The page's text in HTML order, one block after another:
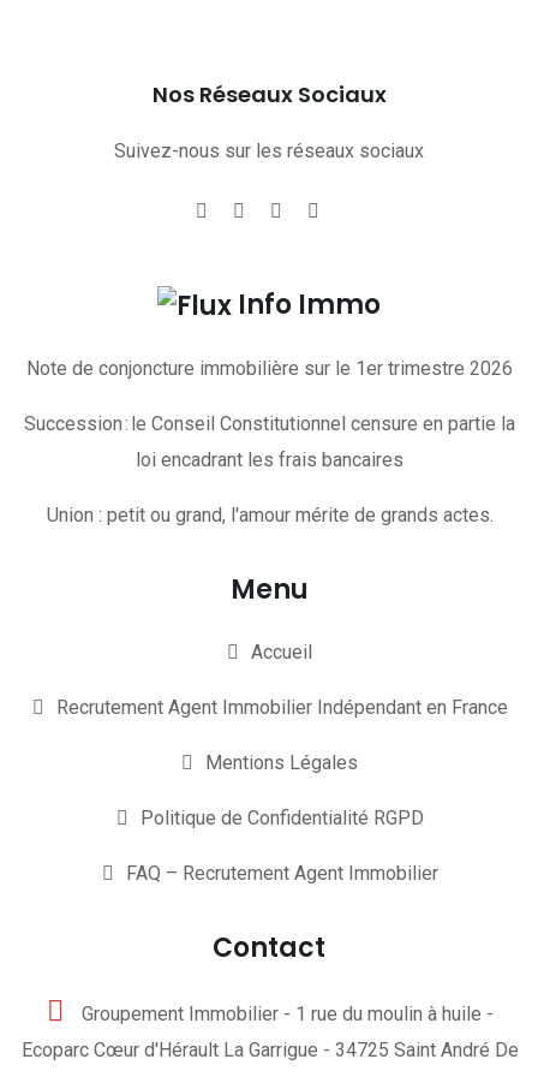
Nos Réseaux Sociaux
Suivez-nous sur les réseaux sociaux
Info Immo
Note de conjoncture immobilière sur le 1er trimestre 2026
Succession : le Conseil Constitutionnel censure en partie la
loi encadrant les frais bancaires
Union : petit ou grand, l'amour mérite de grands actes.
Menu
Accueil
Recrutement Agent Immobilier Indépendant en France
Mentions Légales
Politique de Confidentialité RGPD
FAQ – Recrutement Agent Immobilier
Contact
Groupement Immobilier - 1 rue du moulin à huile -
Ecoparc Cœur d'Hérault La Garrigue - 34725 Saint André De